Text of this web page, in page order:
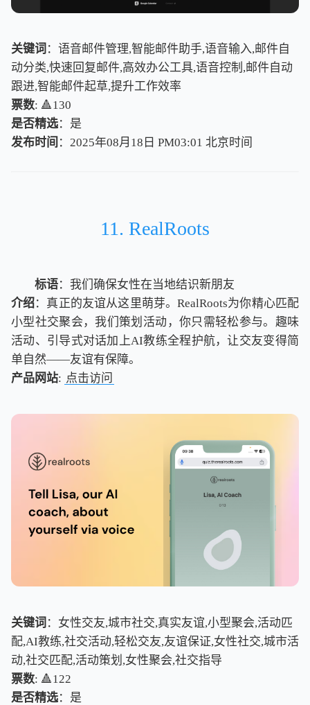
关键词 ：语音邮件管理,智能邮件助手,语音输入,邮件自
动分类,快速回复邮件,高效办公工具,语音控制,邮件自动
跟进,智能邮件起草,提升工作效率
票数: 🔺130
是否精选：是
发布时间 ：2025年08月18日 PM03:01 北京时间
北京时间
11. RealRoots
标语：我们确保女性在当地结识新朋友
介绍：真正的友谊从这里萌芽。RealRoots为你精心匹配
小型社交聚会，我们策划活动，你只需轻松参与。趣味
活动、引导式对话加上AI教练全程护航，让交友变得简
单自然——友谊有保障。
产品网站: 点击访问
关键词 ：女性交友,城市社交,真实友谊,小型聚会,活动匹
配,AI教练,社交活动,轻松交友,友谊保证,女性社交,城市活
动,社交匹配,活动策划,女性聚会,社交指导
票数: 🔺122
是否精选：是